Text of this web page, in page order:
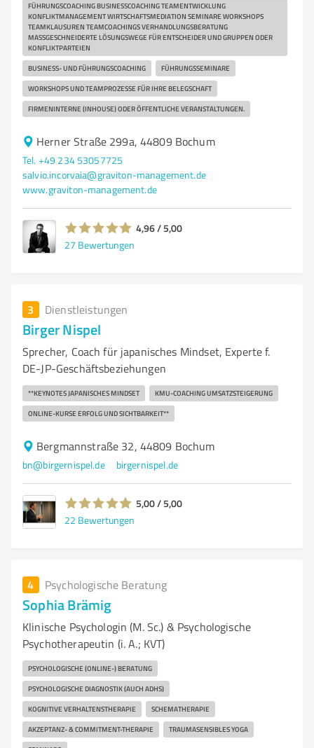
FÜHRUNGSCOACHING BUSINESSCOACHING TEAMENTWICKLUNG
KONFLIKTMANAGEMENT WIRTSCHAFTSMEDIATION SEMINARE WORKSHOPS
TEAMKLAUSUREN TEAMCOACHINGS VERHANDLUNGSBERATUNG
MASSGESCHNEIDERTE LÖSUNGSWEGE FÜR ENTSCHEIDER UND GRUPPEN ODER K
ONFLIKTPARTEIEN
BUSINESS- UND FÜHRUNGSCOACHING FÜHRUNGSSEMINARE
WORKSHOPS UND TEAMPROZESSE FÜR IHRE BELEGSCHAFT
FIRMENINTERNE (INHOUSE) ODER ÖFFENTLICHE VERANSTALTUNGEN.
Herner Straße 299a, 44809 Bochum
Tel. +49 234 53057725
salvio.incorvaia@graviton-management.de
www.graviton-management.de
4,96 / 5,00
27 Bewertungen
3 Dienstleistungen
Birger Nispel
Sprecher, Coach für japanisches Mindset, Experte f.
DE-JP-Geschäftsbeziehungen
**KEYNOTES JAPANISCHES MINDSET KMU‑COACHING UMSATZSTEIGERUNG
ONLINE‑KURSE ERFOLG UND SICHTBARKEIT**
Bergmannstraße 32, 44809 Bochum
bn@birgernispel.de birgernispel.de
5,00 / 5,00
22 Bewertungen
4 Psychologische Beratung
Sophia Brämig
Klinische Psychologin (M. Sc.) & Psychologische
Psychotherapeutin (i. A.; KVT)
PSYCHOLOGISCHE (ONLINE-) BERATUNG
PSYCHOLOGISCHE DIAGNOSTIK (AUCH ADHS)
KOGNITIVE VERHALTENSTHERAPIE SCHEMATHERAPIE
AKZEPTANZ- & COMMITMENT-THERAPIE TRAUMASENSIBLES YOGA